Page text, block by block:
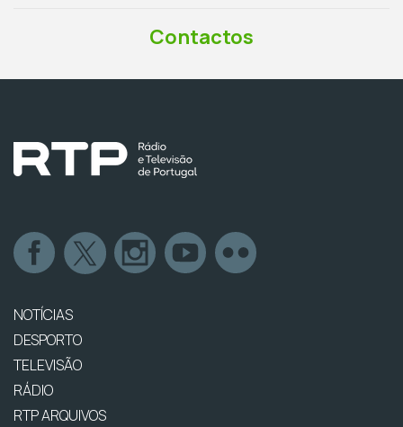
Contactos
NOTÍCIAS
DESPORTO
TELEVISÃO
RÁDIO
RTP ARQUIVOS